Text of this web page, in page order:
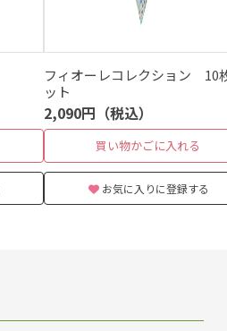
フィオーレコレクション 10
ット
2,090円（税込）
買い物かごに入れる
お気に入りに登録する